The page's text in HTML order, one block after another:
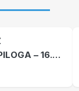
– 16.